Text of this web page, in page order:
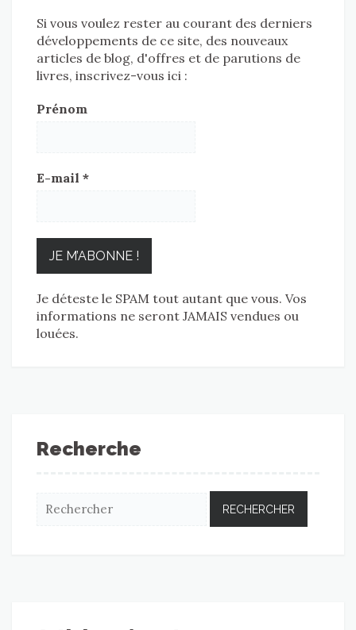
Si vous voulez rester au courant des derniers
développements de ce site, des nouveaux
articles de blog, d'offres et de parutions de
livres, inscrivez-vous ici :
Prénom
E-mail *
Je déteste le SPAM tout autant que vous. Vos
informations ne seront JAMAIS vendues ou
louées.
Recherche